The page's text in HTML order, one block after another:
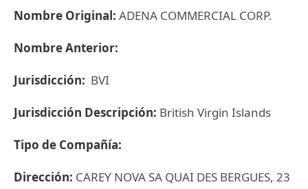
Nombre Original: ADENA COMMERCIAL CORP.
Nombre Anterior:
Jurisdicción: BVI
Jurisdicción Descripción: British Virgin Islands
Tipo de Compañía:
Dirección: CAREY NOVA SA QUAI DES BERGUES, 23